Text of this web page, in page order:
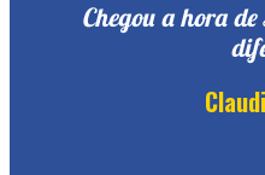
Chegou a hora